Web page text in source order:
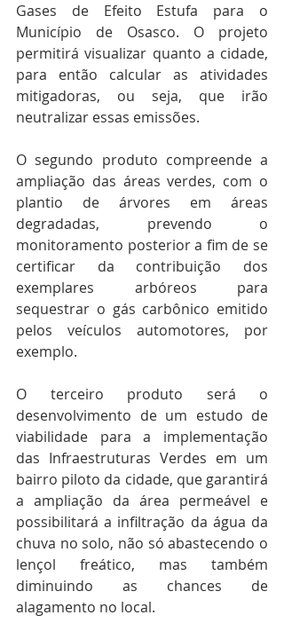
Gases de Efeito Estufa para o
Município de Osasco. O projeto
permitirá visualizar quanto a cidade,
para então calcular as atividades
mitigadoras, ou seja, que irão
neutralizar essas emissões.
O segundo produto compreende a
ampliação das áreas verdes, com o
plantio de árvores em áreas
degradadas, prevendo o
monitoramento posterior a fim de se
certificar da contribuição dos
exemplares arbóreos para
sequestrar o gás carbônico emitido
pelos veículos automotores, por
exemplo.
O terceiro produto será o
desenvolvimento de um estudo de
viabilidade para a implementação
das Infraestruturas Verdes em um
bairro piloto da cidade, que garantirá
a ampliação da área permeável e
possibilitará a infiltração da água da
chuva no solo, não só abastecendo o
lençol freático, mas também
diminuindo as chances de
alagamento no local.